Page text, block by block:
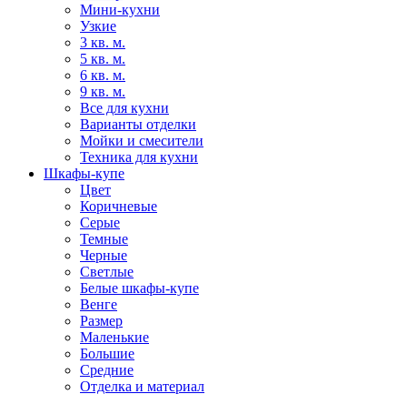
Мини-кухни
Узкие
3 кв. м.
5 кв. м.
6 кв. м.
9 кв. м.
Все для кухни
Варианты отделки
Мойки и смесители
Техника для кухни
Шкафы-купе
Цвет
Коричневые
Серые
Темные
Черные
Светлые
Белые шкафы-купе
Венге
Размер
Маленькие
Большие
Средние
Отделка и материал